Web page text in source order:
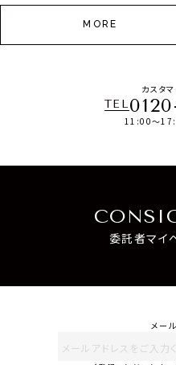
MORE
カスタ
TEL
11:00～
委託者マイ
メー